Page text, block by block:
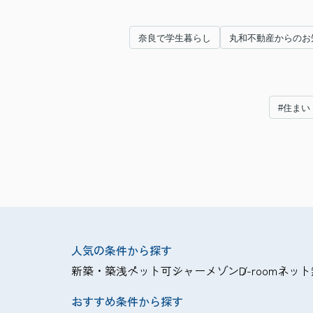
奈良で学生暮らし 丸和不動産からのお
#住まい
人気の条件から探す
新築・築浅ペット可シャーメゾンD-roomネッ
おすすめ条件から探す